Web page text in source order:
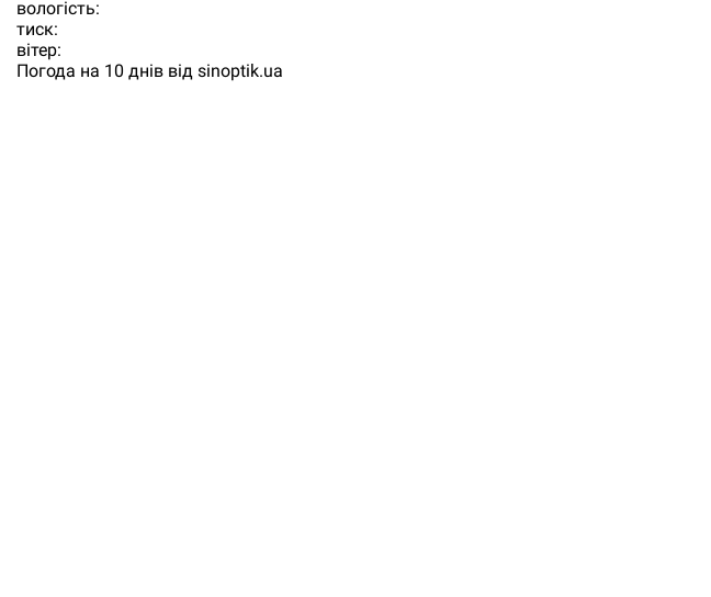
вологість:
тиск:
вітер:
Погода на 10 днів від sinoptik.ua